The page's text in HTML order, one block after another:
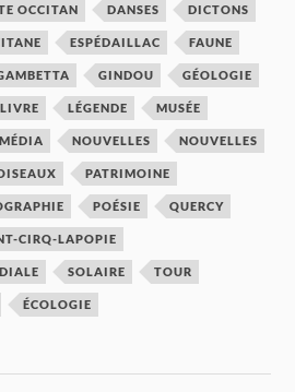
OCCITAN DANSES DICTONS
ESPÉDAILLAC FAUNE
GINDOU GÉOLOGIE
LIVRE LÉGENDE MUSÉE
MÉDIA NOUVELLES NOUVELLES
PATRIMOINE
POÉSIE QUERCY
CIRQ-LAPOPIE
SOLAIRE TOUR
ÉCOLOGIE